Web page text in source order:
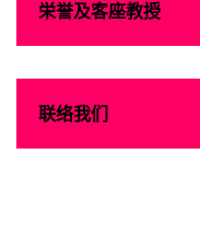
栄誉及客座教授
联络我们